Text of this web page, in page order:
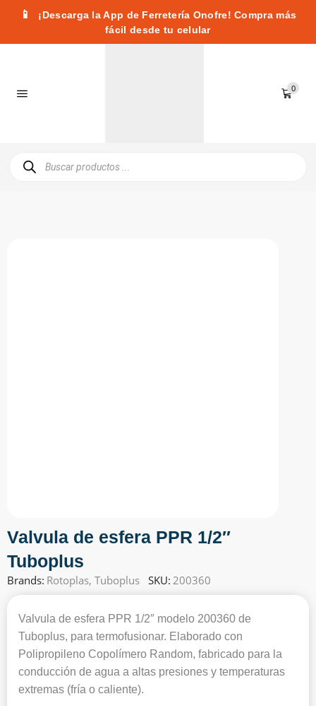
📱
¡Descarga la App de Ferretería Onofre! Compra más
fácil desde tu celular
0
Valvula de esfera PPR 1/2″
Tuboplus
Brands: Rotoplas, Tuboplus SKU: 200360
Valvula de esfera PPR 1/2″ modelo 200360 de
Tuboplus, para termofusionar. Elaborado con
Polipropileno Copolímero Random, fabricado para la
conducción de agua a altas presiones y temperaturas
extremas (fría o caliente).